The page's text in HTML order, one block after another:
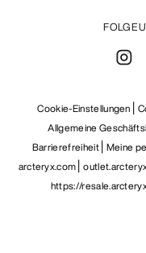
FOLGE
Cookie-Einstellungen
Allgemeine
Barrierefreiheit Meine
arcteryx.com
https://